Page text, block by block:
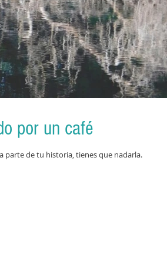
por un café
parte de tu historia, tienes que nadarla.